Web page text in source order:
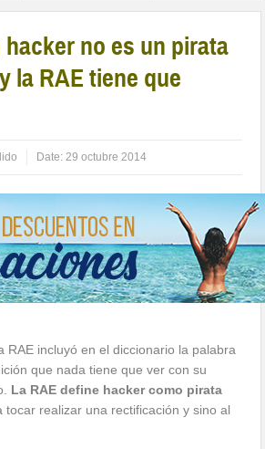
no es un pirata
la RAE tiene que
Date:29 octubre 2014
RAE incluyó en el diccionario la palabra
que nada tiene que ver con su
La RAE define hacker como pirata
tocar realizar una rectificación y sino al